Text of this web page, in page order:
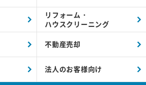
リフォーム・
ハウスクリーニング
不動産売却
法人のお客様向け